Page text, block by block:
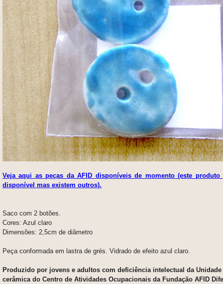
Veja aqui as peças da AFID disponíveis de momento (este
disponível mas existem outros).
Saco com 2 botões.
Cores: Azul claro
Dimensões: 2,5cm de diâmetro
Peça conformada em lastra de grés. Vidrado de efeito azul claro.
Produzido por jovens e adultos com deficiência intelectual da
cerâmica do Centro de Atividades Ocupacionais da Fundação AFID